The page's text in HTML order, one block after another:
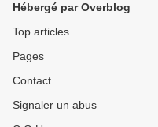
Hébergé par Overblog
Top articles
Pages
Contact
Signaler un abus